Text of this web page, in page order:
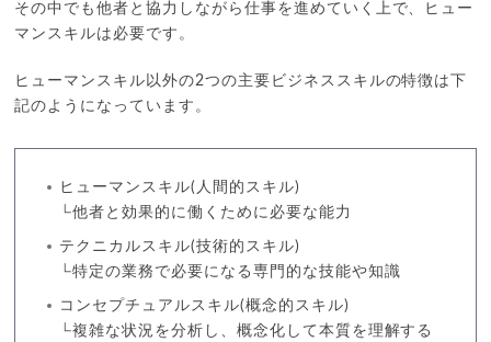
その中でも他者と協力しながら仕事を進めていく上で、ヒュー
マンスキルは必要です。
ヒューマンスキル以外の2つの主要ビジネススキルの特徴は下
記のようになっています。
ヒューマンスキル(人間的スキル)
└他者と効果的に働くために必要な能力
テクニカルスキル(技術的スキル)
└特定の業務で必要になる専門的な技能や知識
コンセプチュアルスキル(概念的スキル)
└複雑な状況を分析し、概念化して本質を理解する